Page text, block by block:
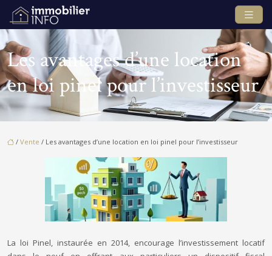
Les avantages d’une location
en loi pinel pour l’investisseur
/ Vente / Les avantages d’une location en loi pinel pour l’investisseur
La loi Pinel, instaurée en 2014, encourage l’investissement locatif